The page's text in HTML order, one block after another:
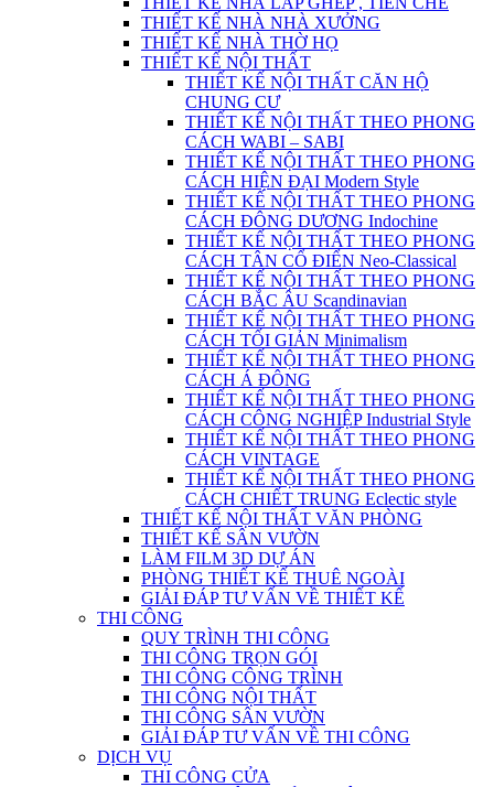
THIẾT KẾ NHÀ NHÀ XƯỞNG
THIẾT KẾ NHÀ THỜ HỌ
THIẾT KẾ NỘI THẤT
THIẾT KẾ NỘI THẤT CĂN HỘ
CHUNG CƯ
THIẾT KẾ NỘI THẤT THEO PHONG
CÁCH WABI – SABI
THIẾT KẾ NỘI THẤT THEO PHONG
CÁCH HIỆN ĐẠI Modern Style
THIẾT KẾ NỘI THẤT THEO PHONG
CÁCH ĐÔNG DƯƠNG Indochine
THIẾT KẾ NỘI THẤT THEO PHONG
CÁCH TÂN CỔ ĐIỂN Neo-Classical
THIẾT KẾ NỘI THẤT THEO PHONG
CÁCH BẮC ÂU Scandinavian
THIẾT KẾ NỘI THẤT THEO PHONG
CÁCH TỐI GIẢN Minimalism
THIẾT KẾ NỘI THẤT THEO PHONG
CÁCH Á ĐÔNG
THIẾT KẾ NỘI THẤT THEO PHONG
CÁCH CÔNG NGHIỆP Industrial Style
THIẾT KẾ NỘI THẤT THEO PHONG
CÁCH VINTAGE
THIẾT KẾ NỘI THẤT THEO PHONG
CÁCH CHIẾT TRUNG Eclectic style
THIẾT KẾ NỘI THẤT VĂN PHÒNG
THIẾT KẾ SÂN VƯỜN
LÀM FILM 3D DỰ ÁN
PHÒNG THIẾT KẾ THUÊ NGOÀI
GIẢI ĐÁP TƯ VẤN VỀ THIẾT KẾ
THI CÔNG
QUY TRÌNH THI CÔNG
THI CÔNG TRỌN GÓI
THI CÔNG CÔNG TRÌNH
THI CÔNG NỘI THẤT
THI CÔNG SÂN VƯỜN
GIẢI ĐÁP TƯ VẤN VỀ THI CÔNG
DỊCH VỤ
THI CÔNG CỬA